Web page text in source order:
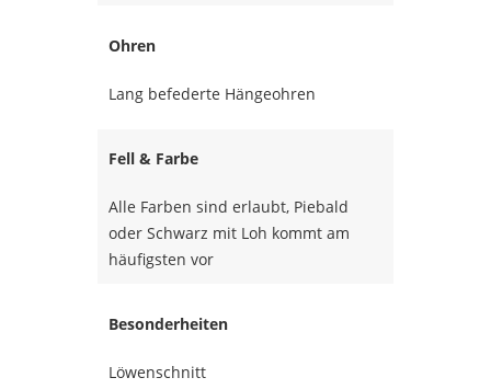
Ohren
Lang befederte Hängeohren
Fell & Farbe
Alle Farben sind erlaubt, Piebald
oder Schwarz mit Loh kommt am
häufigsten vor
Besonderheiten
Löwenschnitt